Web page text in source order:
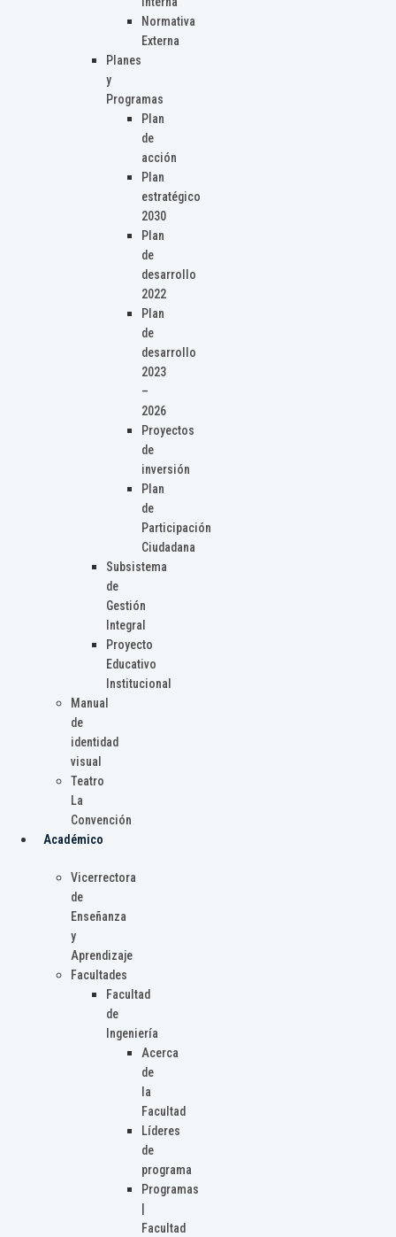
Normativa
Externa
Planes
y
Programas
Plan
de
acción
Plan
estratégico
2030
Plan
de
desarrollo
2022
Plan
de
desarrollo
2023
–
2026
Proyectos
de
inversión
Plan
de
Participación
Ciudadana
Subsistema
de
Gestión
Integral
Proyecto
Educativo
Institucional
Manual
de
identidad
visual
Teatro
La
Convención
Académico
Vicerrectora
de
Enseñanza
y
Aprendizaje
Facultades
Facultad
de
Ingeniería
Acerca
de
la
Facultad
Líderes
de
programa
Programas
Facultad